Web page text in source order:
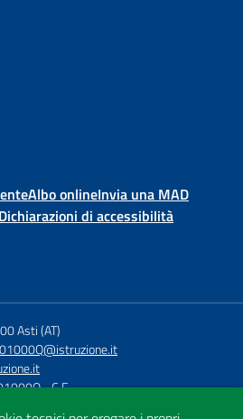
Albo onlineInvia una MAD
Dichiarazioni di accessibilità
Asti (AT)
- C.F.